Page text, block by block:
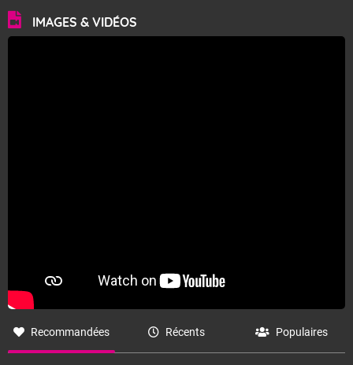
IMAGES & VIDÉOS
Recommandées Récents Populaires